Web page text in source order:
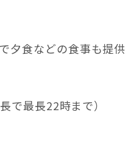
夕食などの食事も提供
で最長22時まで）